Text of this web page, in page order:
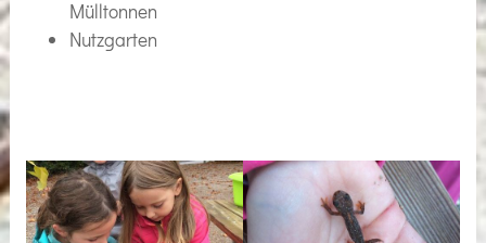
Mülltonnen
Nutzgarten